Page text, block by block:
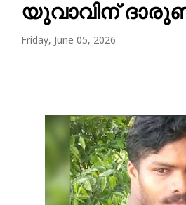
യുവാവിന്
Friday, June 05, 2026